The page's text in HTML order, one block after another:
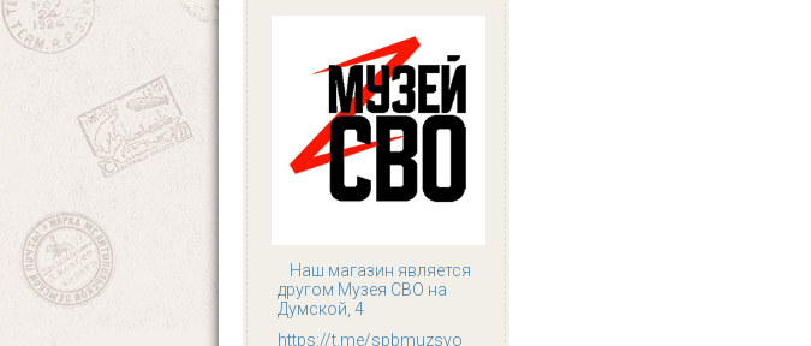
Наш магазин является
другом Музея СВО на
Думской, 4
https://t.me/spbmuzsvo